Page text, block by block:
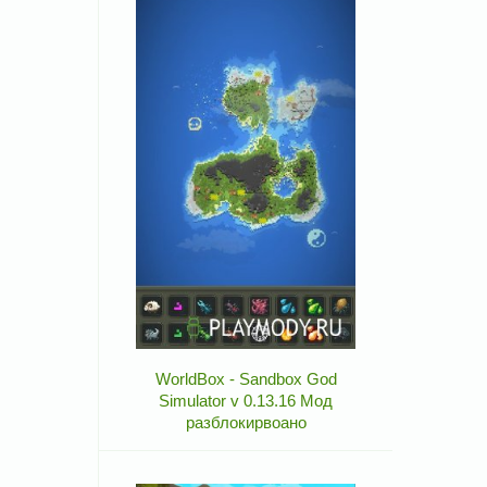
WorldBox - Sandbox God
Simulator v 0.13.16 Мод
разблокирвоано